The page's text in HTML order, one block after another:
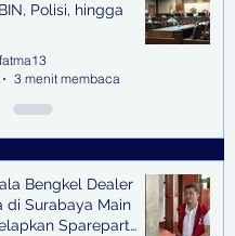
Polisi, hingga
3 menit membaca
Bengkel Dealer
di Surabaya Main
Sparepart